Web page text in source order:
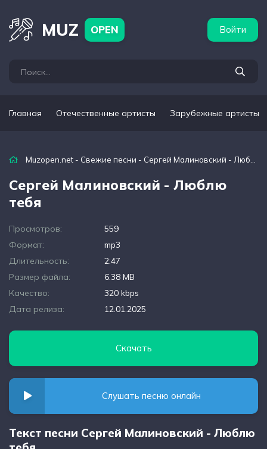
MUZ OPEN Войти
Главная Отечественные артисты Зарубежные артисты
Muzopen.net - Свежие песни - Сергей Малиновский - Люблю тебя
Сергей Малиновский - Люблю
тебя
Просмотров:
559
Формат:
mp3
Длительность:
2:47
Размер файла:
6.38 MB
Качество:
320 kbps
Дата релиза:
12.01.2025
Скачать
Слушать песню онлайн
Текст песни Сергей Малиновский - Люблю
артисты Популярные подборки